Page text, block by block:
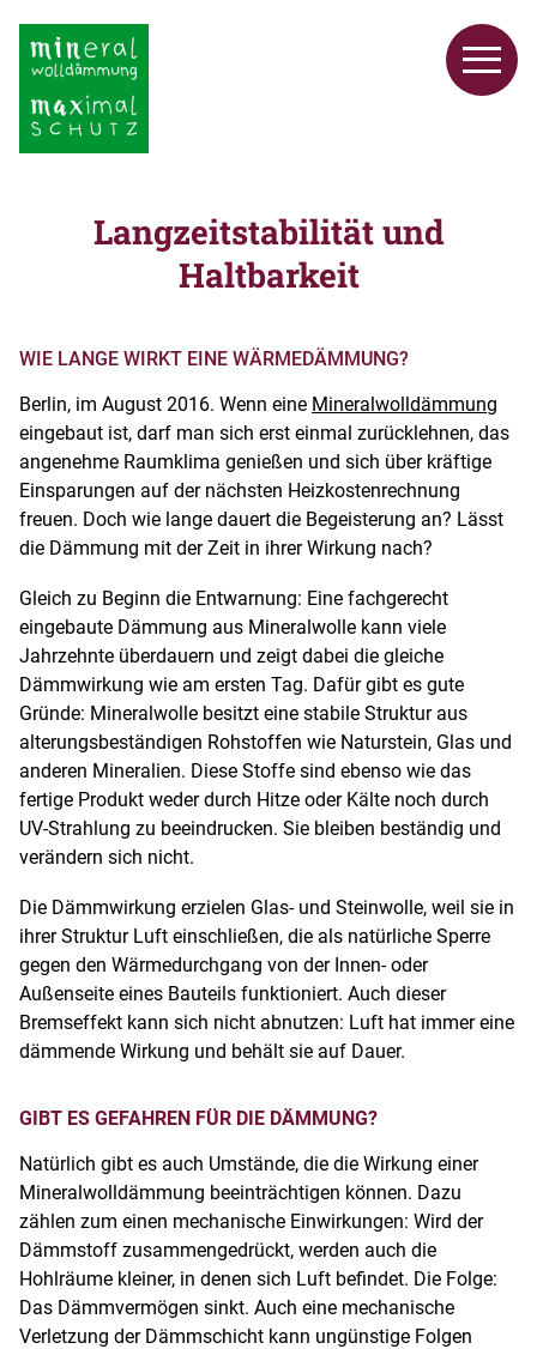
Langzeitstabilität und
Haltbarkeit
WIE LANGE WIRKT EINE WÄRMEDÄMMUNG?
Berlin, im August 2016. Wenn eine Mineralwolldämmung
eingebaut ist, darf man sich erst einmal zurücklehnen, das
angenehme Raumklima genießen und sich über kräftige
Einsparungen auf der nächsten Heizkostenrechnung
freuen. Doch wie lange dauert die Begeisterung an? Lässt
die Dämmung mit der Zeit in ihrer Wirkung nach?
Gleich zu Beginn die Entwarnung: Eine fachgerecht
eingebaute Dämmung aus Mineralwolle kann viele
Jahrzehnte überdauern und zeigt dabei die gleiche
Dämmwirkung wie am ersten Tag. Dafür gibt es gute
Gründe: Mineralwolle besitzt eine stabile Struktur aus
alterungsbeständigen Rohstoffen wie Naturstein, Glas und
anderen Mineralien. Diese Stoffe sind ebenso wie das
fertige Produkt weder durch Hitze oder Kälte noch durch
UV-Strahlung zu beeindrucken. Sie bleiben beständig und
verändern sich nicht.
Die Dämmwirkung erzielen Glas- und Steinwolle, weil sie in
ihrer Struktur Luft einschließen, die als natürliche Sperre
gegen den Wärmedurchgang von der Innen- oder
Außenseite eines Bauteils funktioniert. Auch dieser
Bremseffekt kann sich nicht abnutzen: Luft hat immer eine
dämmende Wirkung und behält sie auf Dauer.
GIBT ES GEFAHREN FÜR DIE DÄMMUNG?
Natürlich gibt es auch Umstände, die die Wirkung einer
Mineralwolldämmung beeinträchtigen können. Dazu
zählen zum einen mechanische Einwirkungen: Wird der
Dämmstoff zusammengedrückt, werden auch die
Hohlräume kleiner, in denen sich Luft befindet. Die Folge:
Das Dämmvermögen sinkt. Auch eine mechanische
Verletzung der Dämmschicht kann ungünstige Folgen